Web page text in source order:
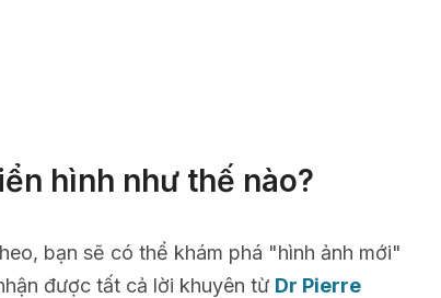
hình như thế nào?
bạn sẽ có thể khám phá "hình ảnh mới"
được tất cả lời khuyên từ Dr Pierre